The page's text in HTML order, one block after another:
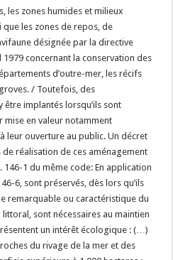
les zones humides et milieux
les zones de repos, de
désignée par la directive
concernant la conservation des
d’outre-mer, les récifs
/ Toutefois, des
être implantés lorsqu’ils sont
mise en valeur notamment
leur ouverture au public. Un décret
réalisation de ces aménagement
146-1 du même code: En application
6, sont préservés, dès lors qu’ils
remarquable ou caractéristique du
sont nécessaires au maintien
un intérêt écologique : (…)
du rivage de la mer et des